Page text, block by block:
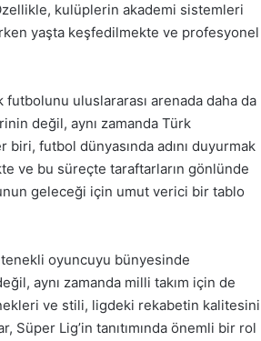
kulüplerin akademi sistemleri
yaşta keşfedilmekte ve profesyonel
futbolunu uluslararası arenada daha da
değil, aynı zamanda Türk
biri, futbol dünyasında adını duyurmak
ve bu süreçte taraftarların gönlünde
geleceği için umut verici bir tablo
oyuncuyu bünyesinde
aynı zamanda milli takım için de
ve stili, ligdeki rekabetin kalitesini
Süper Lig’in tanıtımında önemli bir rol